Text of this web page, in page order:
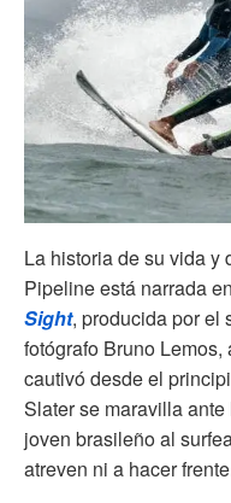
La historia de su vida y
Pipeline está narrada
Sight, producida por el
fotógrafo Bruno
cautivó desde el
Slater se maravilla
joven brasileño al
atreven ni a hacer